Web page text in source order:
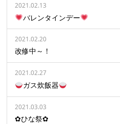
2021.02.13
バレンタインデー
2021.02.20
改修中～！
2021.02.27
ガス炊飯器
2021.03.03
✿ひな祭✿